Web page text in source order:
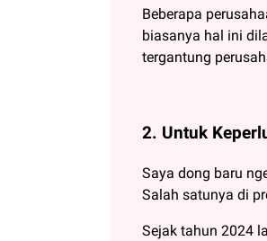
Beberapa
biasanya hal ini
tergantung
2. Untuk
Saya dong baru
Salah satunya di
Sejak tahun 2024